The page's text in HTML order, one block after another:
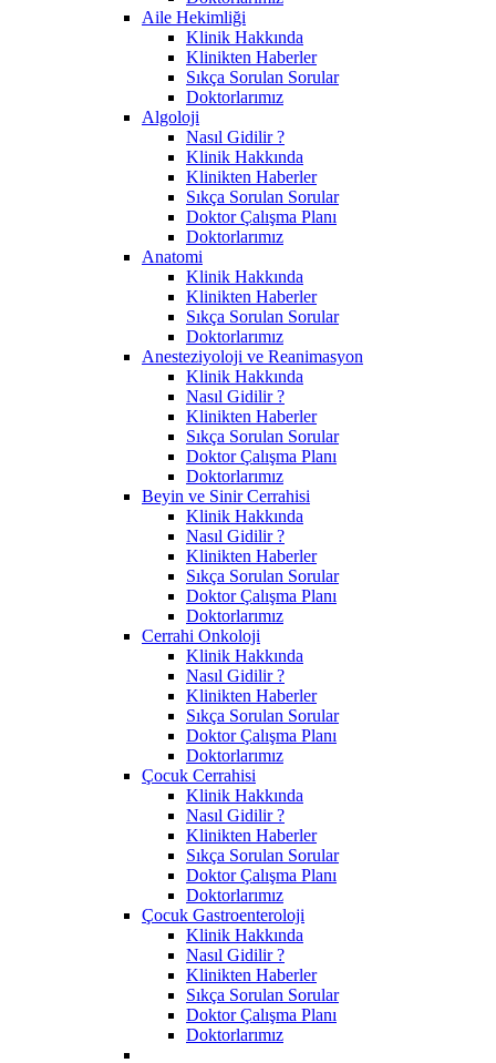
Aile Hekimliği
Klinik Hakkında
Klinikten Haberler
Sıkça Sorulan Sorular
Doktorlarımız
Algoloji
Nasıl Gidilir ?
Klinik Hakkında
Klinikten Haberler
Sıkça Sorulan Sorular
Doktor Çalışma Planı
Doktorlarımız
Anatomi
Klinik Hakkında
Klinikten Haberler
Sıkça Sorulan Sorular
Doktorlarımız
Anesteziyoloji ve Reanimasyon
Klinik Hakkında
Nasıl Gidilir ?
Klinikten Haberler
Sıkça Sorulan Sorular
Doktor Çalışma Planı
Doktorlarımız
Beyin ve Sinir Cerrahisi
Klinik Hakkında
Nasıl Gidilir ?
Klinikten Haberler
Sıkça Sorulan Sorular
Doktor Çalışma Planı
Doktorlarımız
Cerrahi Onkoloji
Klinik Hakkında
Nasıl Gidilir ?
Klinikten Haberler
Sıkça Sorulan Sorular
Doktor Çalışma Planı
Doktorlarımız
Çocuk Cerrahisi
Klinik Hakkında
Nasıl Gidilir ?
Klinikten Haberler
Sıkça Sorulan Sorular
Doktor Çalışma Planı
Doktorlarımız
Çocuk Gastroenteroloji
Klinik Hakkında
Nasıl Gidilir ?
Klinikten Haberler
Sıkça Sorulan Sorular
Doktor Çalışma Planı
Doktorlarımız